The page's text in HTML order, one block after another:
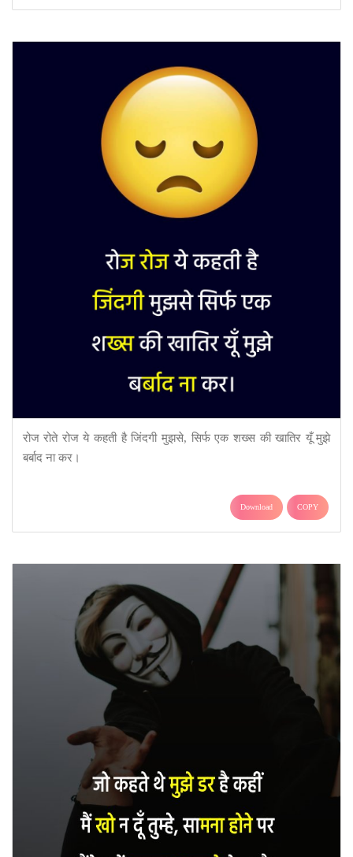
रोज रोते रोज ये कहती है जिंदगी मुझसे, सिर्फ एक शख्स की खातिर यूँ मुझे
बर्बाद ना कर।
Download COPY